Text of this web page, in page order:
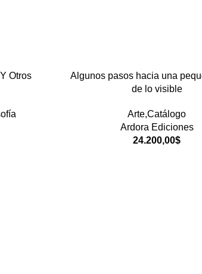
Otros
Algunos pasos hacia una
de lo visible
Arte,Catálogo
Ardora Ediciones
24.200,00$